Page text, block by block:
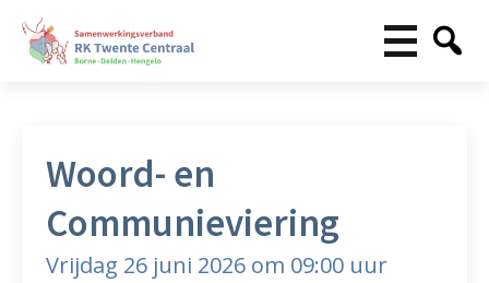
Woord- en
Communieviering
Vrijdag 26 juni 2026 om 09:00 uur